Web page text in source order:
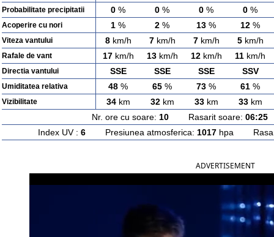
Probabilitate precipitatii 0 % 0 % 0 % 0 %
Acoperire cu nori 1 % 2 % 13 % 12 %
Viteza vantului 8km/h 7km/h 7km/h 5km/h
Rafale de vant 17km/h 13km/h 12km/h 11 km/h
Directia vantului SSE SSE SSE SSV
Umiditatea relativa 48 % 65 % 73 % 61 %
Vizibilitate 34km 32km 33km 33km
Nr. ore cu soare: 10Rasarit soare: 06:25
Index UV : 6Presiunea atmosferica: 1017hpa
ADVERTISEMENT